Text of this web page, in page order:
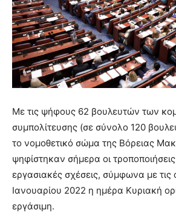
Με τις ψήφους 62 βουλευτών των
συμπολίτευσης (σε σύνολο 120
το νομοθετικό σώμα της Βόρειας
ψηφίστηκαν σήμερα οι
εργασιακές σχέσεις, σύμφωνα με τις
Ιανουαρίου 2022 η ημέρα Κυριακή
εργάσιμη.